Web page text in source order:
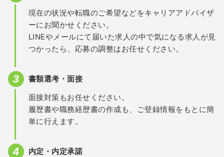
現在の状況や転職のご希望などをキャリアアドバイザ
ーにお聞かせください。
LINEやメールにて届いた求人の中で気になる求人が見
つかったら、応募の調整はお任せください。
書類選考・面接
面接対策もお任せください。
履歴書や職務経歴書の作成も、ご登録情報をもとに簡
単に行えます。
内定・内定承諾